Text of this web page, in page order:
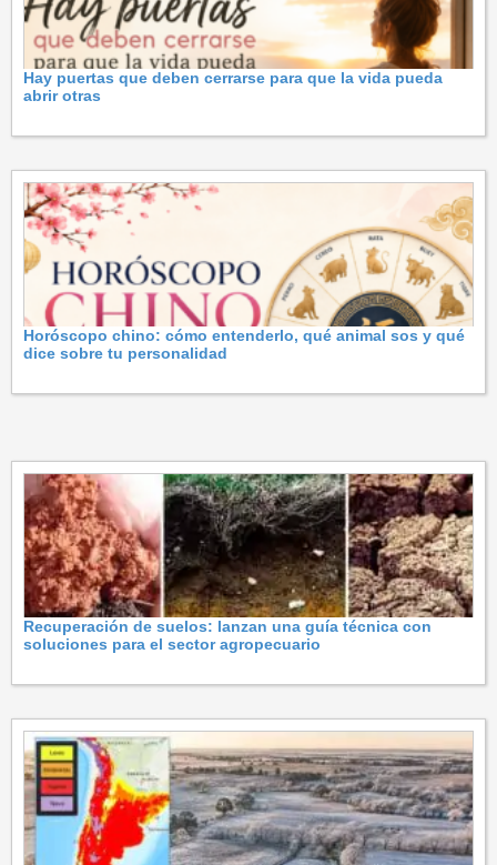
Hay puertas que deben cerrarse para que la vida pueda
abrir otras
Horóscopo chino: cómo entenderlo, qué animal sos y qué
dice sobre tu personalidad
Recuperación de suelos: lanzan una guía técnica con
soluciones para el sector agropecuario